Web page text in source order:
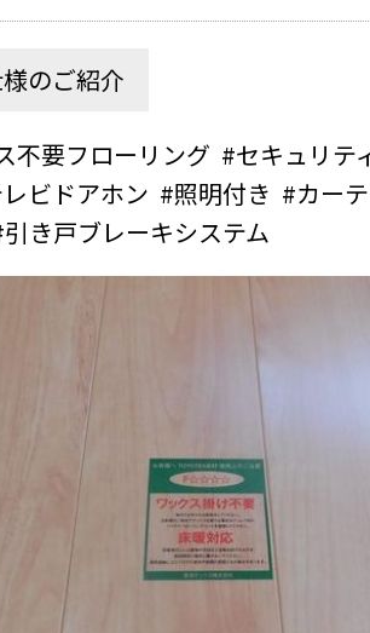
のご紹介
不要フローリング #セキュリテ
ビドアホン #照明付き #カー
き戸ブレーキシステム